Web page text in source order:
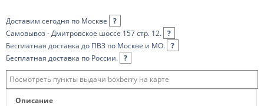
Доставим сегодня по Москве
?
Самовывоз - Дмитровское шоссе 157 стр. 12. ?
Бесплатная доставка до ПВЗ по Москве и МО. ?
Бесплатная доставка по России. ?
Посмотреть пункты выдачи boxberry на карте
Описание